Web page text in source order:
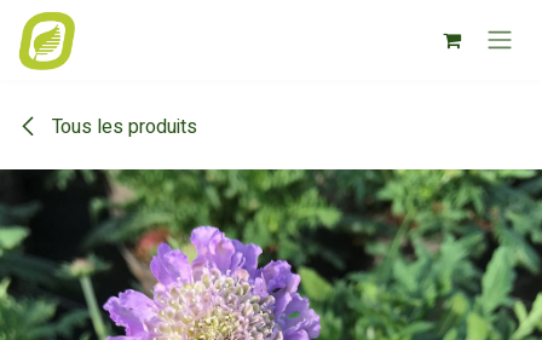
Se rendre au contenu
Tous les produits